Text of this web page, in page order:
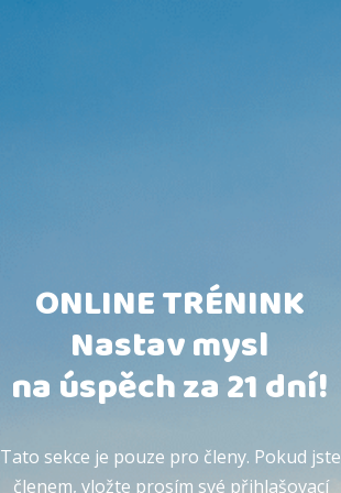
ONLINE TRÉNINK
Nastav mysl
na úspěch za 21 dní!
Tato sekce je pouze pro členy. Pokud jste
členem, vložte prosím své přihlašovací